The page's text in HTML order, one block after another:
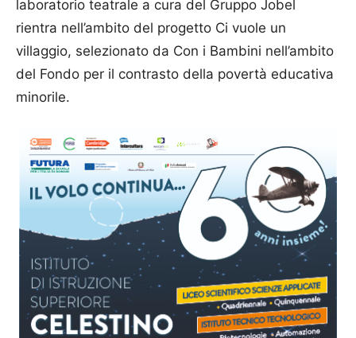
laboratorio teatrale a cura del Gruppo Jobel
rientra nell’ambito del progetto Ci vuole un
villaggio, selezionato da Con i Bambini nell’ambito
del Fondo per il contrasto della povertà educativa
minorile.